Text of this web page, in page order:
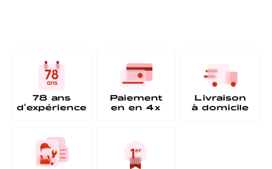
78 ans
d'expérience
Paiement
en en 4x
Livraison
à domicile